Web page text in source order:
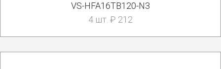
VS-HFA16TB120-N3
4 шт. ₽ 212